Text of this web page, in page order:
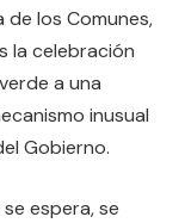
los Comunes,
la celebración
a una
inusual
Gobierno.
espera, se